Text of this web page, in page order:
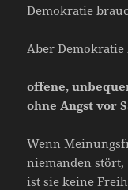
Demokratie
Aber
offene,
ohne Angst vor
Wenn
niemanden stört,
ist sie keine